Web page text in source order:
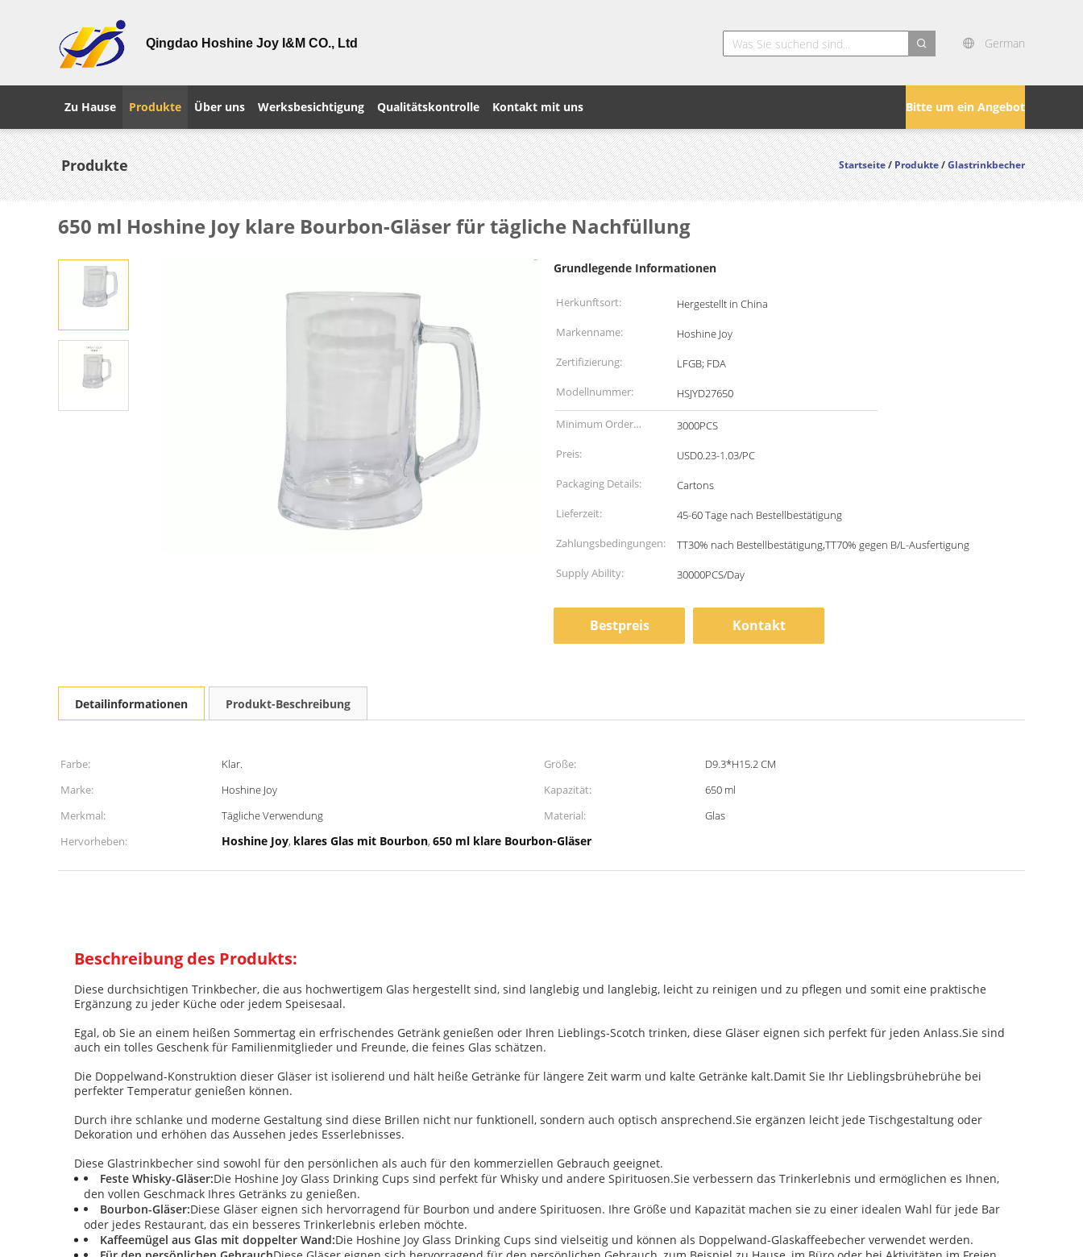
Qingdao Hoshine Joy I&M CO., Ltd German
Bitte um ein Angebot
Zu Hause Produkte Über uns Werksbesichtigung Qualitätskontrolle Kontakt mit uns
Produkte Startseite/Produkte/Glastrinkbecher
650 ml Hoshine Joy klare Bourbon-Gläser für tägliche Nachfüllung
Grundlegende Informationen
Herkunftsort:
Hergestellt in China
Markenname:
Hoshine Joy
Zertifizierung:
LFGB; FDA
Modellnummer:
HSJYD27650
Minimum Order
Quantity:
3000PCS
Preis:
USD0.23-1.03/PC
Packaging Details:
Cartons
Lieferzeit:
45-60 Tage nach Bestellbestätigung
Zahlungsbedingungen:
TT30% nach Bestellbestätigung,TT70% gegen B/L-Ausfertigung
Supply Ability:
30000PCS/Day
Bestpreis Kontakt
Detailinformationen Produkt-Beschreibung
Farbe: Klar. Größe:
D9.3*H15.2 CM
Marke:
Hoshine Joy Kapazität:
650 ml
Merkmal:
Tägliche Verwendung Material:
Glas
Hervorheben:
Hoshine Joy, klares Glas mit Bourbon, 650 ml klare Bourbon-Gläser
Beschreibung des Produkts:
Diese durchsichtigen Trinkbecher, die aus hochwertigem Glas hergestellt sind, sind langlebig und langlebig, leicht zu reinigen und zu pflegen und somit eine praktische
Ergänzung zu jeder Küche oder jedem Speisesaal.
Egal, ob Sie an einem heißen Sommertag ein erfrischendes Getränk genießen oder Ihren Lieblings-Scotch trinken, diese Gläser eignen sich perfekt für jeden Anlass.Sie sind
auch ein tolles Geschenk für Familienmitglieder und Freunde, die feines Glas schätzen.
Die Doppelwand-Konstruktion dieser Gläser ist isolierend und hält heiße Getränke für längere Zeit warm und kalte Getränke kalt.Damit Sie Ihr Lieblingsbrühebrühe bei
perfekter Temperatur genießen können.
Durch ihre schlanke und moderne Gestaltung sind diese Brillen nicht nur funktionell, sondern auch optisch ansprechend.Sie ergänzen leicht jede Tischgestaltung oder
Dekoration und erhöhen das Aussehen jedes Esserlebnisses.
Diese Glastrinkbecher sind sowohl für den persönlichen als auch für den kommerziellen Gebrauch geeignet.
Feste Whisky-Gläser:Die Hoshine Joy Glass Drinking Cups sind perfekt für Whisky und andere Spirituosen.Sie verbessern das Trinkerlebnis und ermöglichen es Ihnen,
den vollen Geschmack Ihres Getränks zu genießen.
Bourbon-Gläser:Diese Gläser eignen sich hervorragend für Bourbon und andere Spirituosen. Ihre Größe und Kapazität machen sie zu einer idealen Wahl für jede Bar
oder jedes Restaurant, das ein besseres Trinkerlebnis erleben möchte.
Kaffeemügel aus Glas mit doppelter Wand:Die Hoshine Joy Glass Drinking Cups sind vielseitig und können als Doppelwand-Glaskaffeebecher verwendet werden.